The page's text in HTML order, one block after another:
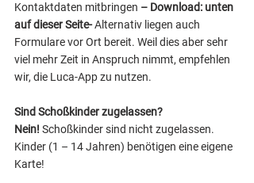
Kontaktdaten mitbringen – Download: unten
auf dieser Seite- Alternativ liegen auch
Formulare vor Ort bereit. Weil dies aber sehr
viel mehr Zeit in Anspruch nimmt, empfehlen
wir, die Luca-App zu nutzen.
Sind Schoßkinder zugelassen?
Nein! Schoßkinder sind nicht zugelassen.
Kinder (1 – 14 Jahren) benötigen eine eigene
Karte!